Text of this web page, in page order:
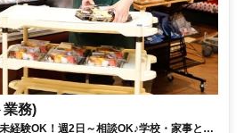
業務)
経験OK！週2日～相談OK♪学校・家事と両